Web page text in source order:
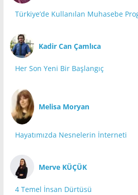
Türkiye’de Kullanılan Muhasebe
Kadir Can Çamlıca
Her Son Yeni Bir Başlangıç
Melisa Moryan
Hayatımızda Nesnelerin İnterneti
Merve KÜÇÜK
4 Temel İnsan Dürtüsü